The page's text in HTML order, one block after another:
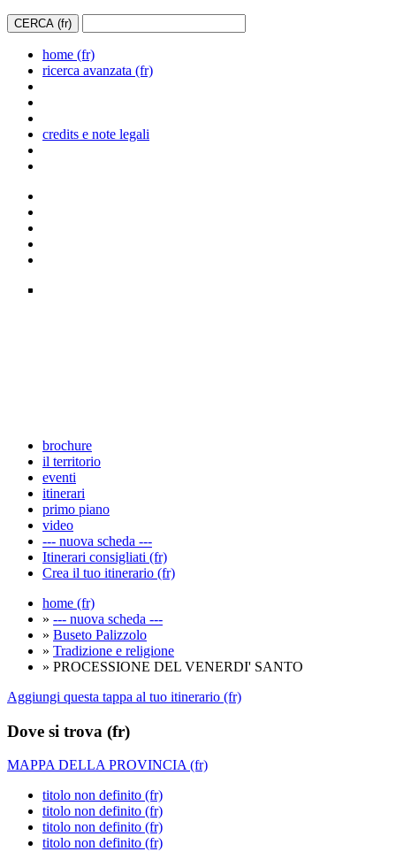
home (fr)
ricerca avanzata (fr)
credits e note legali
brochure
il territorio
eventi
itinerari
primo piano
video
--- nuova scheda ---
Itinerari consigliati (fr)
Crea il tuo itinerario (fr)
home (fr)
» --- nuova scheda ---
» Buseto Palizzolo
» Tradizione e religione
» PROCESSIONE DEL VENERDI' SANTO
Aggiungi questa tappa al tuo itinerario (fr)
Dove si trova (fr)
MAPPA DELLA PROVINCIA (fr)
titolo non definito (fr)
titolo non definito (fr)
titolo non definito (fr)
titolo non definito (fr)